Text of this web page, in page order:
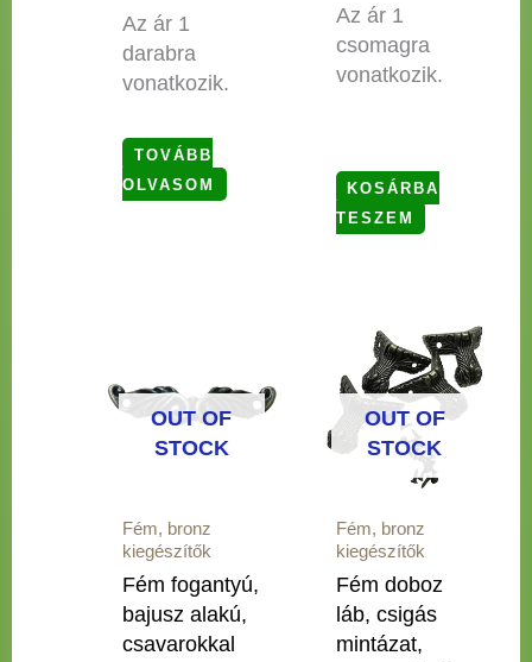
Az ár 1
darabra
vonatkozik.
TOVÁBB
OLVASOM
Az ár 1
csomagra
vonatkozik.
KOSÁRBA
TESZEM
OUT OF
STOCK
Fém, bronz
kiegészítők
Fém fogantyú,
bajusz alakú,
csavarokkal
OUT OF
STOCK
Fém, bronz
kiegészítők
Fém doboz
láb, csigás
mintázat,